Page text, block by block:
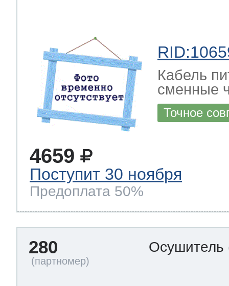
Кабель
сменные
Точное
4659
Поступит 30 ноября
Предоплата 50%
280 Осушитель